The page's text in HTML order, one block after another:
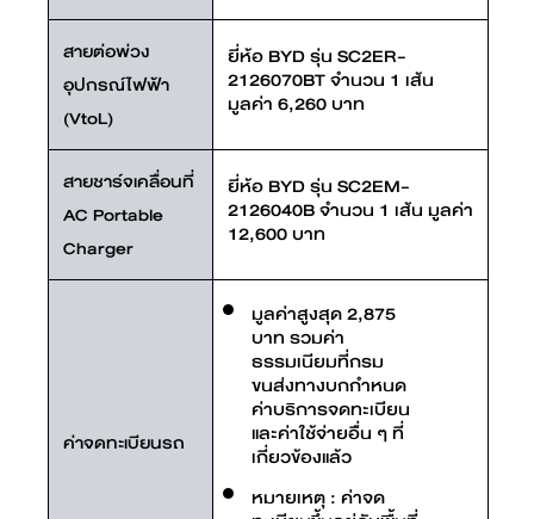
สายต่อพ่วง
อุปกรณ์ไฟฟ้า
(VtoL)
ยี่ห้อ BYD รุ่น SC2ER-
2126070BT จำนวน 1 เส้น
มูลค่า 6,260 บาท
สายชาร์จเคลื่อนที่
AC Portable
Charger
ยี่ห้อ BYD รุ่น SC2EM-
2126040B จำนวน 1 เส้น มูลค่า
12,600 บาท
ค่าจดทะเบียนรถ
มูลค่าสูงสุด 2,875
บาท รวมค่า
ธรรมเนียมที่กรม
ขนส่งทางบกกำหนด
ค่าบริการจดทะเบียน
และค่าใช้จ่ายอื่น ๆ ที่
เกี่ยวข้องแล้ว
หมายเหตุ : ค่าจด